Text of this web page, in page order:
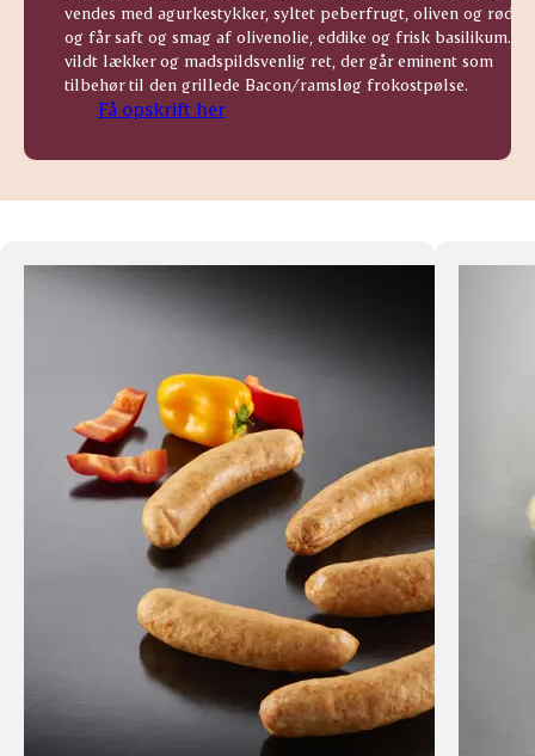
vendes med agurkestykker, syltet peberfrugt, oliven og
og får saft og smag af olivenolie, eddike og frisk basilikum. En
vildt lækker og madspildsvenlig ret, der går eminent som
tilbehør til den grillede Bacon/ramsløg frokostpølse.
Få opskrift her